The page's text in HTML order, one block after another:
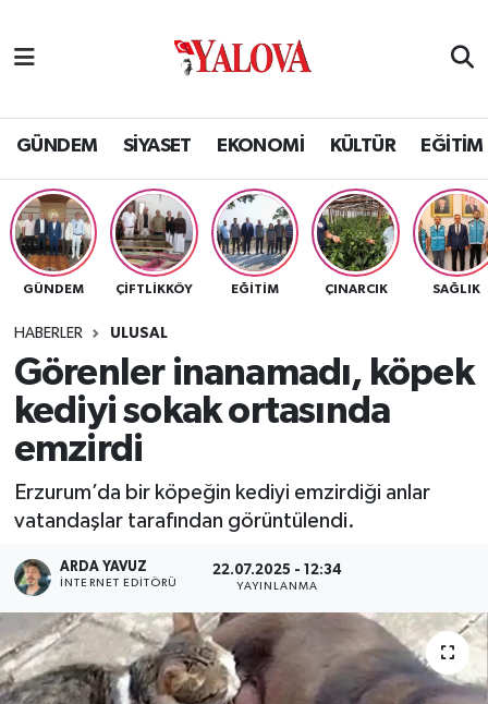
GÜNDEM SİYASET EKONOMİ KÜLTÜR EĞİTİM
GÜNDEM ÇİFTLİKKÖY EĞİTİM ÇINARCIK SAĞLIK
HABERLER ULUSAL
Görenler inanamadı, köpek
kediyi sokak ortasında
emzirdi
Erzurum’da bir köpeğin kediyi emzirdiği anlar
vatandaşlar tarafından görüntülendi.
ARDA YAVUZ
İNTERNET EDITÖRÜ
22.07.2025 - 12:34
YAYINLANMA
SİYASET
EKONOMİ
KÜLTÜR
BİLİM VE TEKNOLOJİ
ASAYİŞ
SPOR
ULUSAL
İLÇELERİMİZ
RESMİ İLAN
Yalova Nöbetçi Eczaneler
Yalova Hava Durumu
Yalova Namaz Vakitleri
Yalova Trafik Yoğunluk Haritası
Tüm Manşetler
Son Dakika Haberleri